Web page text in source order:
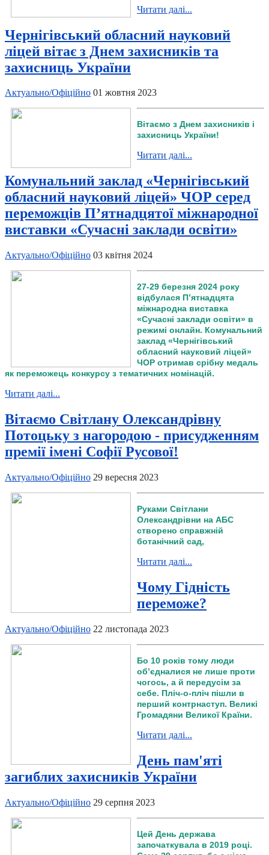
Читати далі...
Чернігівський обласний науковий
ліцей вітає з Днем захисників та
захисниць України
Актуально/Офіційно 01 жовтня 2023
Вітаємо з Днем захисників і
захисниць України!
Читати далі...
Комунальний заклад «Чернігівський
обласний науковий ліцей» ЧОР серед
переможців П’ятнадцятої міжнародної
виставки «Сучасні заклади освіти»
Актуально/Офіційно 03 квітня 2024
27-29 березня 2024 року
відбулася П’ятнадцята
міжнародна виставка
«Сучасні заклади освіти» в
режимі онлайн. Комунальний
заклад «Чернігівський
обласний науковий ліцей»
ЧОР отримав срібну медаль
як переможець конкурсу з тематичних номінацій.
Читати далі...
Вітаємо Світлану Олександрівну
Потоцьку з нагородою - присудженням
премії імені Софії Русової!
Актуально/Офіційно 29 вересня 2023
Руками Світлани
Олександрівни на АБС
створено справжній
ботанічний сад,
Читати далі...
Чому Гідність
переможе?
Актуально/Офіційно 22 листопада 2023
Бо 10 років тому люди
об’єдналися не лише проти
чогось, а й передусім за
себе. Пліч-о-пліч пішли в
перший контрнаступ. Великі
Громадяни Великої Країни.
Читати далі...
День пам'яті
загиблих захисників України
Актуально/Офіційно 29 серпня 2023
Цей День держава
започаткувала в 2019 році.